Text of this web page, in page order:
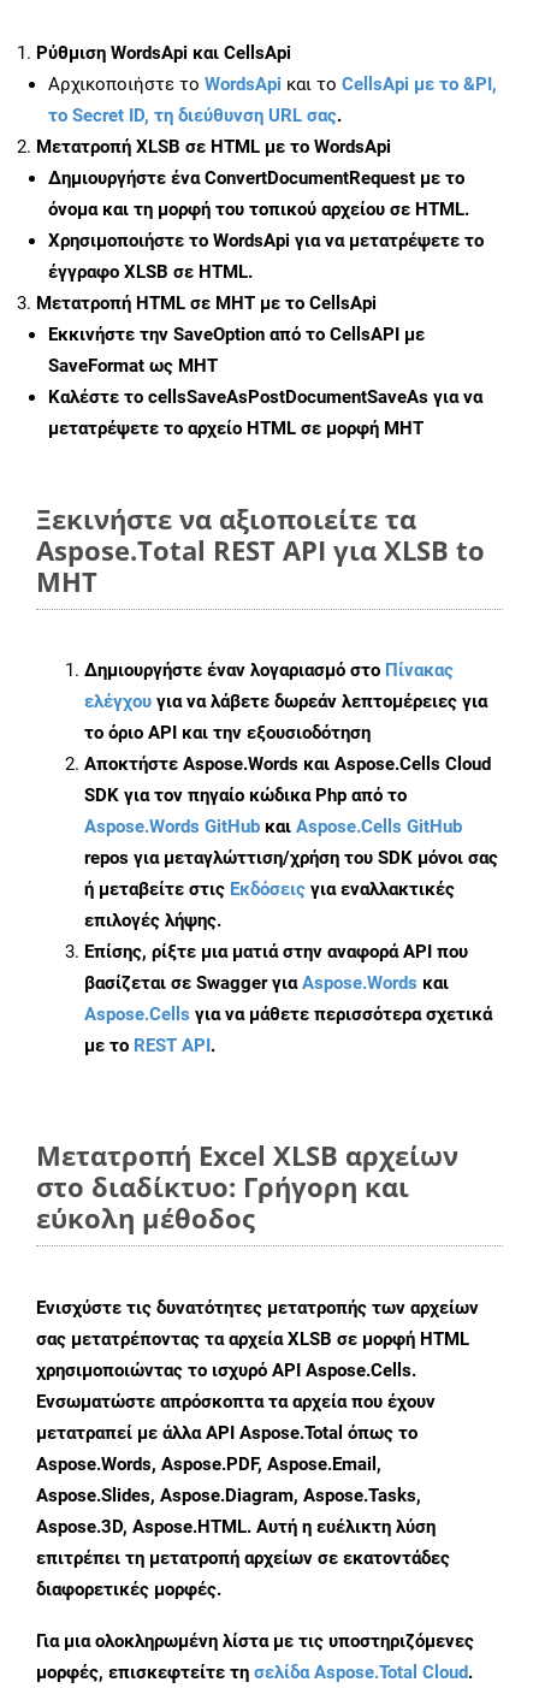
Ρύθμιση WordsApi και CellsApi
Αρχικοποιήστε το WordsApi και το CellsApi με το &PI,
το Secret ID, τη διεύθυνση URL σας.
Μετατροπή XLSB σε HTML με το WordsApi
Δημιουργήστε έναConvertDocumentRequest με το
όνομα και τη μορφή του τοπικού αρχείου σε HTML.
Χρησιμοποιήστε το WordsApi για να μετατρέψετε το
έγγραφο XLSB σε HTML.
Μετατροπή HTML σε MHT με το CellsApi
Εκκινήστε την SaveOption από το CellsAPI με
SaveFormat ως MHT
Καλέστε το cellsSaveAsPostDocumentSaveAs για να
μετατρέψετε το αρχείο HTML σε μορφή MHT
Ξεκινήστε να αξιοποιείτε τα
Aspose.Total REST API για XLSB to
MHT
Δημιουργήστε έναν λογαριασμό στο Πίνακας
ελέγχου για να λάβετε δωρεάν λεπτομέρειες για
το όριο API και την εξουσιοδότηση
Αποκτήστε Aspose.Words και Aspose.Cells Cloud
SDK για τον πηγαίο κώδικα Php από το
Aspose.Words GitHub και Aspose.Cells GitHub
repos για μεταγλώττιση/χρήση του SDK μόνοι σας
ή μεταβείτε στις Εκδόσεις για εναλλακτικές
επιλογές λήψης.
Επίσης, ρίξτε μια ματιά στην αναφορά API που
βασίζεται σε Swagger γιαAspose.Words και
Aspose.Cells για να μάθετε περισσότερα σχετικά
με το REST API.
Μετατροπή Excel XLSB αρχείων
στο διαδίκτυο: Γρήγορη και
εύκολη μέθοδος
Ενισχύστε τις δυνατότητες μετατροπής των αρχείων
σας μετατρέποντας τα αρχεία XLSB σε μορφή HTML
χρησιμοποιώντας το ισχυρό API Aspose.Cells.
Ενσωματώστε απρόσκοπτα τα αρχεία που έχουν
μετατραπεί με άλλα API Aspose.Total όπως το
Aspose.Words, Aspose.PDF, Aspose.Email,
Aspose.Slides, Aspose.Diagram, Aspose.Tasks,
Aspose.3D, Aspose.HTML. Αυτή η ευέλικτη λύση
επιτρέπει τη μετατροπή αρχείων σε εκατοντάδες
διαφορετικές μορφές.
Για μια ολοκληρωμένη λίστα με τις υποστηριζόμενες
μορφές, επισκεφτείτε τη σελίδα Aspose.Total Cloud.